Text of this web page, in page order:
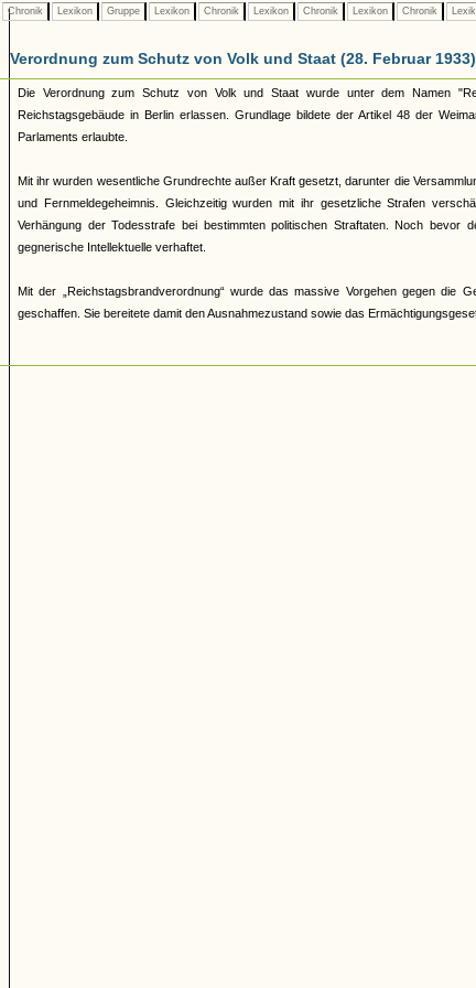
Chronik Lexikon Gruppe Lexikon Chronik Lexikon Chronik Lexikon Chronik
Verordnung zum Schutz von Volk und Staat (28. Februar 1933)
Die Verordnung zum Schutz von Volk und Staat wurde unter dem Namen
Reichstagsgebäude in Berlin erlassen. Grundlage bildete der Artikel 48 der
Parlaments erlaubte.
Mit ihr wurden wesentliche Grundrechte außer Kraft gesetzt, darunter die
und Fernmeldegeheimnis. Gleichzeitig wurden mit ihr gesetzliche Strafen
Verhängung der Todesstrafe bei bestimmten politischen Straftaten. Noch bevor
gegnerische Intellektuelle verhaftet.
Mit der „Reichstagsbrandverordnung“ wurde das massive Vorgehen gegen die
geschaffen. Sie bereitete damit den Ausnahmezustand sowie das